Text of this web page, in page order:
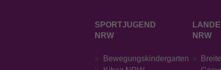
SPORTJUGEND
NRW
Bewegungskindergarten
NRW